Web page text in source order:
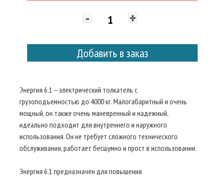
- +
Добавить в заказ
Энергия 6.1 – электрический толкатель с
грузоподъемностью до 4000 кг. Малогабаритный и очень
мощный, он также очень маневренный и надежный,
идеально подходит для внутреннего и наружного
использования. Он не требует сложного технического
обслуживания, работает бесшумно и прост в использовании.
Энергия 6.1 предназначен для повышения